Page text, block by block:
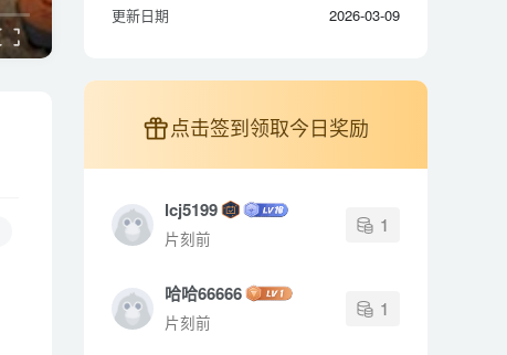
更新日期
2026-03-09
点击签到领取今日奖励
lcj5199
片刻前
1
哈哈66666
片刻前
1